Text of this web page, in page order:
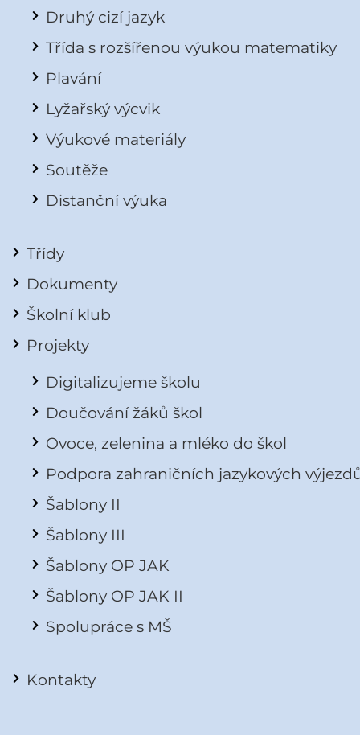
Druhý cizí jazyk
Třída s rozšířenou výukou matematiky
Plavání
Lyžařský výcvik
Výukové materiály
Soutěže
Distanční výuka
Třídy
Dokumenty
Školní klub
Projekty
Digitalizujeme školu
Doučování žáků škol
Ovoce, zelenina a mléko do škol
Podpora zahraničních jazykových
Šablony II
Šablony III
Šablony OP JAK
Šablony OP JAK II
Spolupráce s MŠ
Kontakty